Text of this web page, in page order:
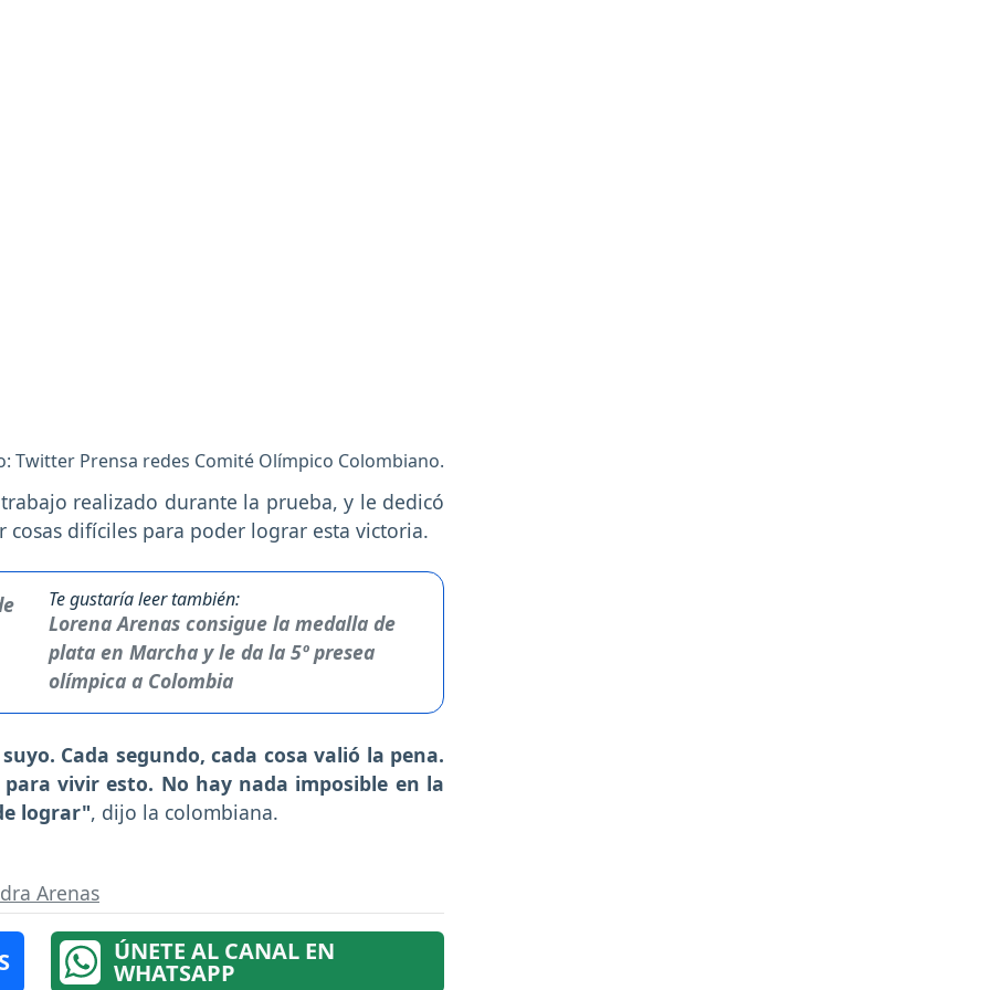
Twitter Prensa redes Comité Olímpico Colombiano.
realizado durante la prueba, y le dedicó
difíciles para poder lograr esta victoria.
Te gustaría leer también:
Lorena Arenas consigue la medalla de
plata en Marcha y le da la 5º presea
olímpica a Colombia
Cada segundo, cada cosa valió la pena.
vivir esto. No hay nada imposible en la
lograr", dijo la colombiana.
Arenas
ÚNETE AL CANAL EN
WHATSAPP